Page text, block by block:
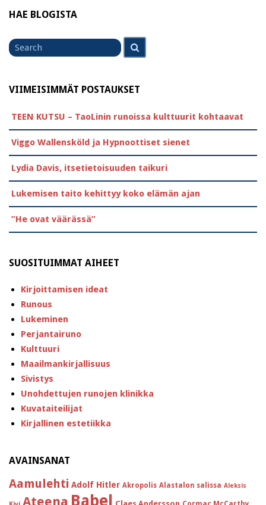
HAE BLOGISTA
Search
for
VIIMEISIMMÄT POSTAUKSET
TEEN KUTSU – TaoLinin runoissa kulttuurit kohtaavat
Viggo Wallensköld ja Hypnoottiset sienet
Lydia Davis, itsetietoisuuden taikuri
Lukemisen taito kehittyy koko elämän ajan
”He ovat väärässä”
SUOSITUIMMAT AIHEET
Kirjoittamisen ideat
Runous
Lukeminen
Perjantairuno
Kulttuuri
Maailmankirjallisuus
Sivistys
Unohdettujen runojen klinikka
Kuvataiteilijat
Kirjallinen estetiikka
AVAINSANAT
Aamulehti Adolf Hitler Akropolis Alastalon salissa Aleksis
Ateena Babel